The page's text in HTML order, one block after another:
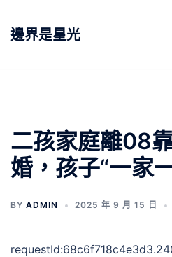
邊界是星光
二孩家庭離08
婚，孩子“一家
BY ADMIN 2025 年 9 月 15 日